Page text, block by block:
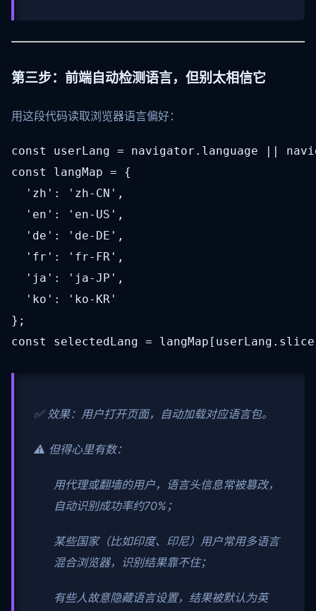
第三步：前端自动检测语言，但别太相信它
用这段代码读取浏览器语言偏好：
const userLang = navigator.language ||
const langMap = {
'zh': 'zh-CN',
'en': 'en-US',
'de': 'de-DE',
'fr': 'fr-FR',
'ja': 'ja-JP',
'ko': 'ko-KR'
};
const selectedLang =
✅ 效果：用户打开页面，自动加载对应语言包。
⚠️ 但得心里有数：
用代理或翻墙的用户，语言头信息常被篡改，
自动识别成功率约70%；
某些国家（比如印度、印尼）用户常用多语言
混合浏览器，识别结果靠不住；
有些人故意隐藏语言设置，结果被默认为英